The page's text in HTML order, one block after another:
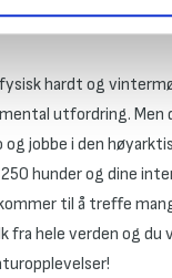
kunne hjelpe med å
hardt og
utfordring. Men
og jobbe i den
hunder og dine
til å treffe
fra hele verden og du